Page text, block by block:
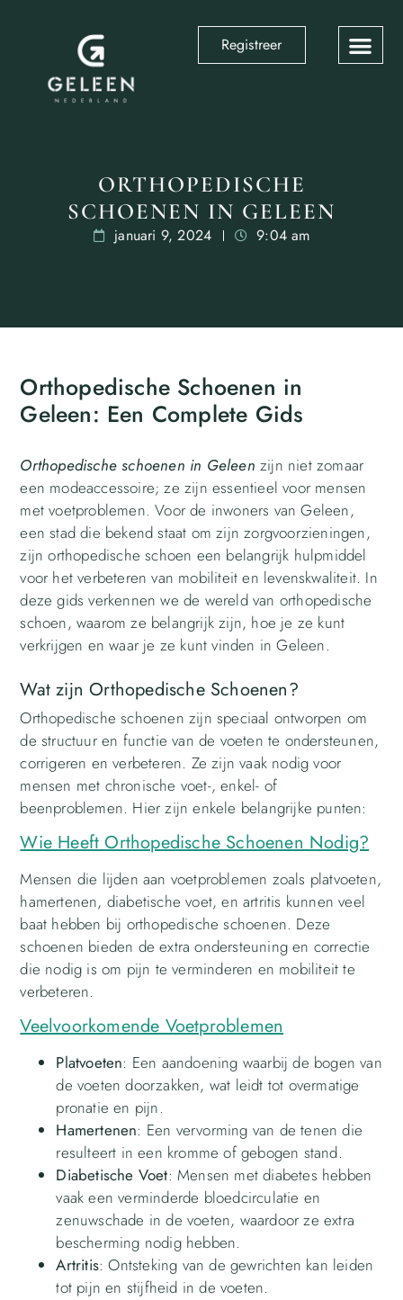
Registreer
ORTHOPEDISCHE
SCHOENEN IN GELEEN
januari 9, 2024 9:04 am
Orthopedische Schoenen in
Geleen: Een Complete Gids
Orthopedische schoenen in Geleen zijn niet zomaar
een modeaccessoire; ze zijn essentieel voor mensen
met voetproblemen. Voor de inwoners van Geleen,
een stad die bekend staat om zijn zorgvoorzieningen,
zijn orthopedische schoen een belangrijk hulpmiddel
voor het verbeteren van mobiliteit en levenskwaliteit. In
deze gids verkennen we de wereld van orthopedische
schoen, waarom ze belangrijk zijn, hoe je ze kunt
verkrijgen en waar je ze kunt vinden in Geleen.
Wat zijn Orthopedische Schoenen?
Orthopedische schoenen zijn speciaal ontworpen om
de structuur en functie van de voeten te ondersteunen,
corrigeren en verbeteren. Ze zijn vaak nodig voor
mensen met chronische voet-, enkel- of
beenproblemen. Hier zijn enkele belangrijke punten:
Wie Heeft Orthopedische Schoenen Nodig?
Mensen die lijden aan voetproblemen zoals platvoeten,
hamertenen, diabetische voet, en artritis kunnen veel
baat hebben bij orthopedische schoenen. Deze
schoenen bieden de extra ondersteuning en correctie
die nodig is om pijn te verminderen en mobiliteit te
verbeteren.
Veelvoorkomende Voetproblemen
Platvoeten: Een aandoening waarbij de bogen van
de voeten doorzakken, wat leidt tot overmatige
pronatie en pijn.
Hamertenen: Een vervorming van de tenen die
resulteert in een kromme of gebogen stand.
Diabetische Voet: Mensen met diabetes hebben
vaak een verminderde bloedcirculatie en
zenuwschade in de voeten, waardoor ze extra
bescherming nodig hebben.
Artritis: Ontsteking van de gewrichten kan leiden
tot pijn en stijfheid in de voeten.